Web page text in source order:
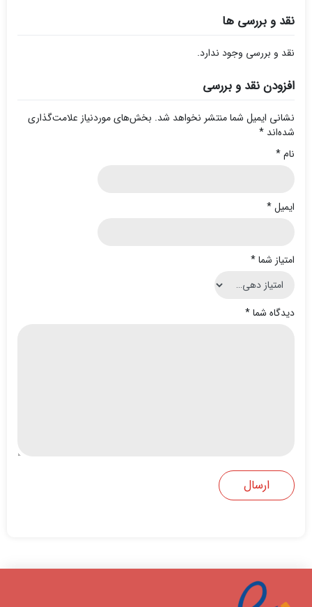
نقد و بررسی ها
نقد و بررسی وجود ندارد.
افزودن نقد و بررسی
نشانی ایمیل شما منتشر نخواهد شد. بخش‌های موردنیاز علامت‌گذاری
شده‌اند *
نام*
ایمیل*
امتیاز شما*
دیدگاه شما*